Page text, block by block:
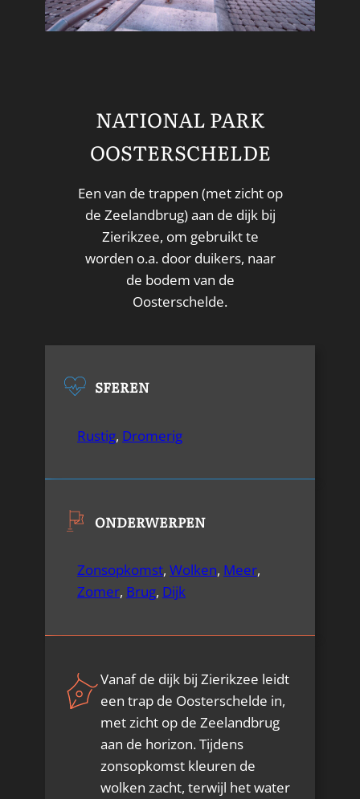
NATIONAL PARK
OOSTERSCHELDE
Een van de trappen (met zicht op
de Zeelandbrug) aan de dijk bij
Zierikzee, om gebruikt te
worden o.a. door duikers, naar
de bodem van de
Oosterschelde.
SFEREN
Rustig, Dromerig
ONDERWERPEN
Zonsopkomst, Wolken, Meer,
Zomer, Brug, Dijk
Vanaf de dijk bij Zierikzee leidt
een trap de Oosterschelde in,
met zicht op de Zeelandbrug
aan de horizon. Tijdens
zonsopkomst kleuren de
wolken zacht, terwijl het water